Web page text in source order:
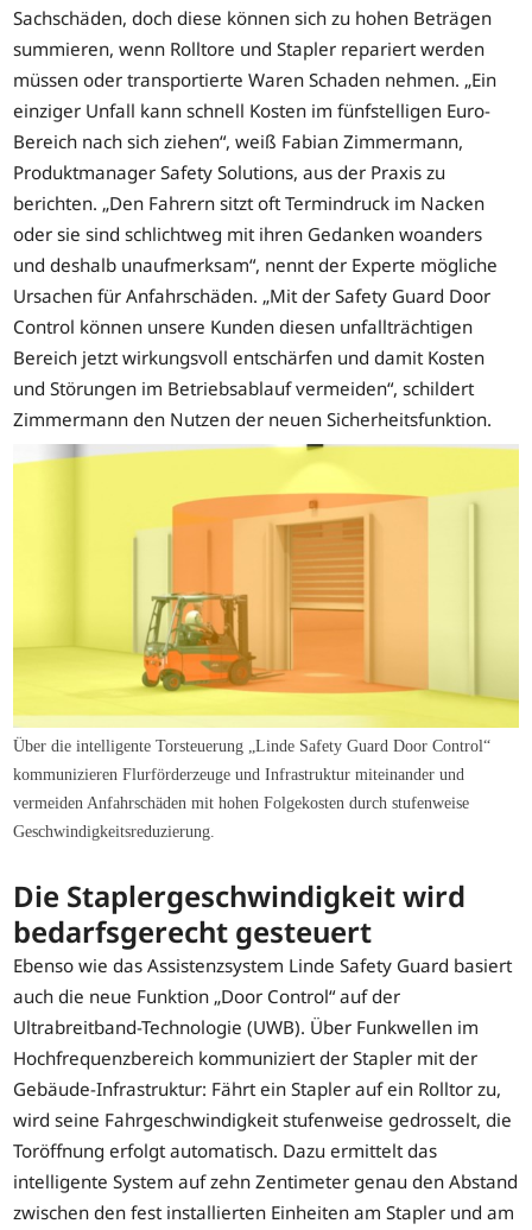
Sachschäden, doch diese können sich zu hohen Beträgen
summieren, wenn Rolltore und Stapler repariert werden
müssen oder transportierte Waren Schaden nehmen. „Ein
einziger Unfall kann schnell Kosten im fünfstelligen Euro-
Bereich nach sich ziehen“, weiß Fabian Zimmermann,
Produktmanager Safety Solutions, aus der Praxis zu
berichten. „Den Fahrern sitzt oft Termindruck im Nacken
oder sie sind schlichtweg mit ihren Gedanken woanders
und deshalb unaufmerksam“, nennt der Experte mögliche
Ursachen für Anfahrschäden. „Mit der Safety Guard Door
Control können unsere Kunden diesen unfallträchtigen
Bereich jetzt wirkungsvoll entschärfen und damit Kosten
und Störungen im Betriebsablauf vermeiden“, schildert
Zimmermann den Nutzen der neuen Sicherheitsfunktion.
Über die intelligente Torsteuerung „Linde Safety Guard Door Control“
kommunizieren Flurförderzeuge und Infrastruktur miteinander und
vermeiden Anfahrschäden mit hohen Folgekosten durch stufenweise
Geschwindigkeitsreduzierung.
Die Staplergeschwindigkeit wird
bedarfsgerecht gesteuert
Ebenso wie das Assistenzsystem Linde Safety Guard basiert
auch die neue Funktion „Door Control“ auf der
Ultrabreitband-Technologie (UWB). Über Funkwellen im
Hochfrequenzbereich kommuniziert der Stapler mit der
Gebäude-Infrastruktur: Fährt ein Stapler auf ein Rolltor zu,
wird seine Fahrgeschwindigkeit stufenweise gedrosselt, die
Toröffnung erfolgt automatisch. Dazu ermittelt das
intelligente System auf zehn Zentimeter genau den Abstand
zwischen den fest installierten Einheiten am Stapler und am